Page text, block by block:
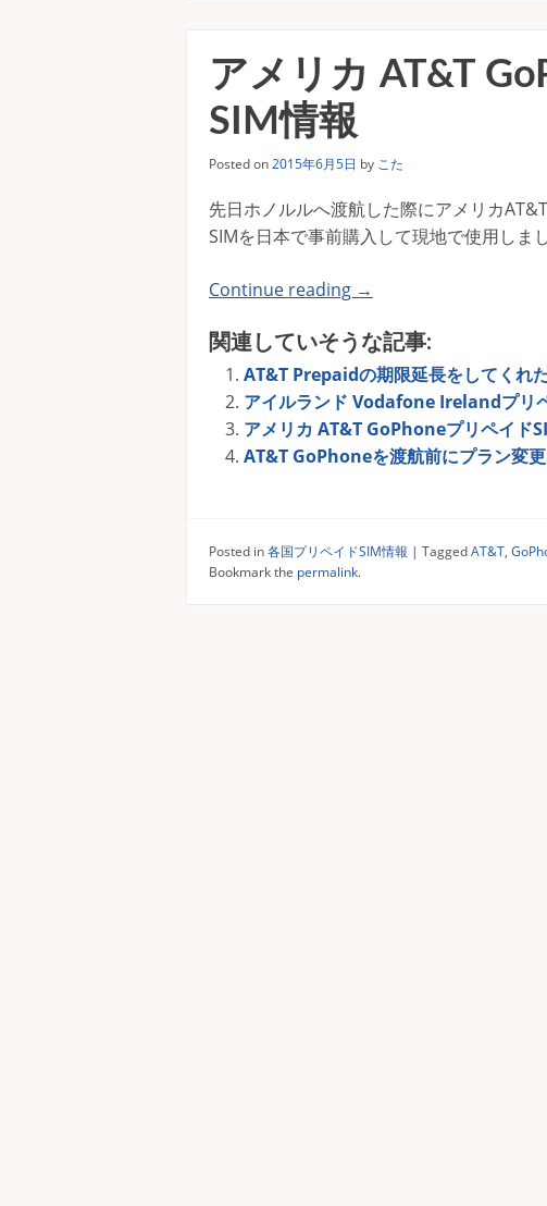
アメリカ AT&T
SIM情報
Posted on2015年6月5日 by こた
先日ホノルルへ渡航した際にアメリカ
SIMを日本で事前購入して現地で使用しま
Continue reading →
関連していそうな記事:
AT&T Prepaidの期限延長をしてくれ
アイルランド Vodafone Irelandプリ
アメリカ AT&T GoPhoneプリペイド
AT&T GoPhoneを渡航前にプラン変
Posted in各国プリペイドSIM情報 | TaggedAT&T,
Bookmark the permalink.